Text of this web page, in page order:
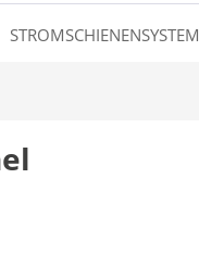
STROMSCHIENENSYSTEM